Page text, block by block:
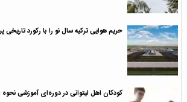
حریم هوایی ترکیه سال نو را با رکورد تاریخی
کودکان اهل لیتوانی در دوره‌ای آموزشی